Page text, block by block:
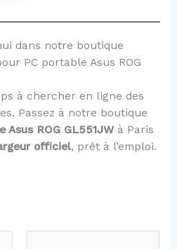
dans notre boutique
PC portable Asus ROG
à chercher en ligne des
Passez à notre boutique
Asus ROG GL551JWà Paris
officiel, prêt à l’emploi.